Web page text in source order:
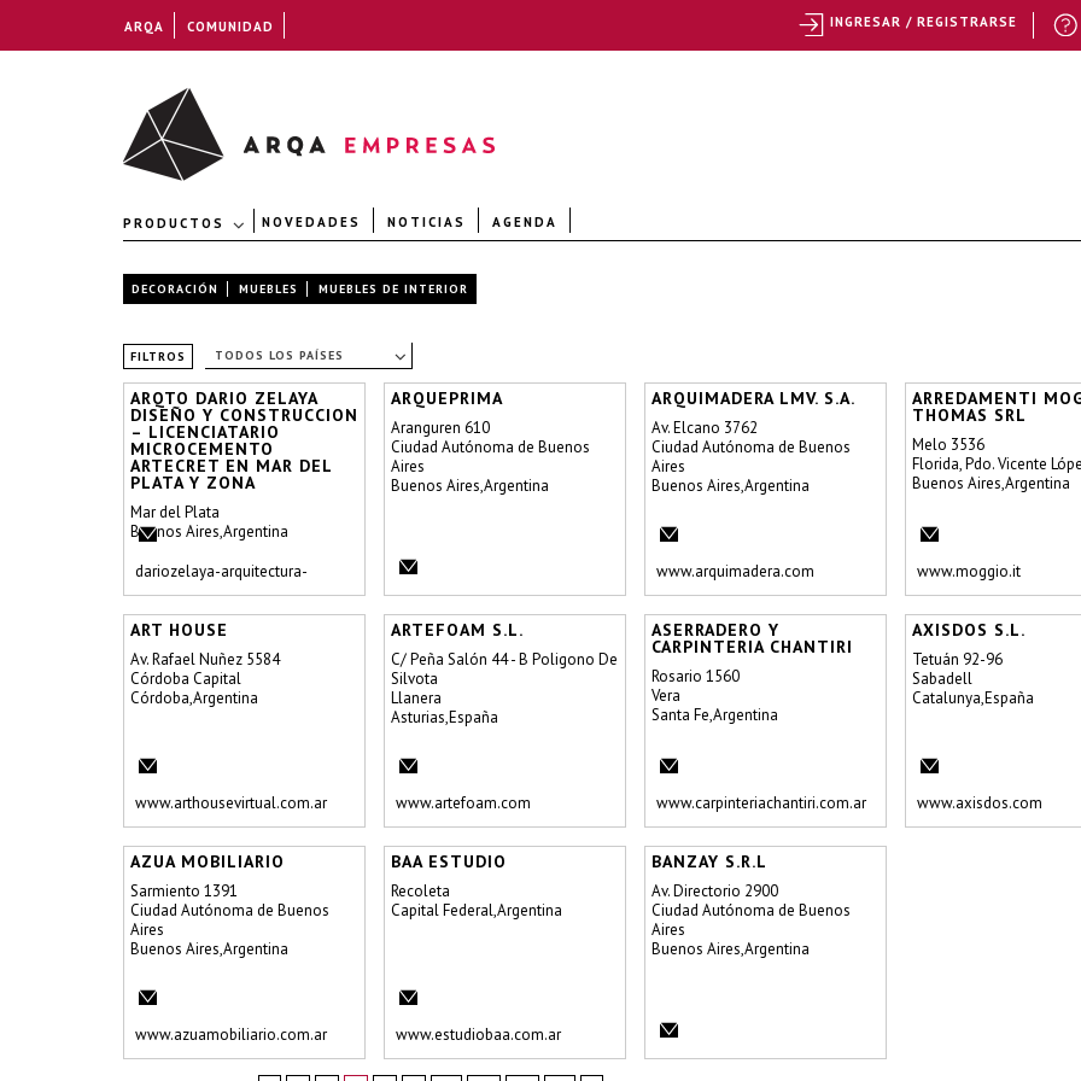
PRODUCTOS NOVEDADES NOTICIAS AGENDA
DECORACIÓN MUEBLES MUEBLES DE INTERIOR
FILTROS TODOS LOS PAÍSES
ARQTO DARIO ZELAYA
DISEÑO Y CONSTRUCCION
– LICENCIATARIO
MICROCEMENTO
ARTECRET EN MAR DEL
PLATA Y ZONA
Mar del Plata
Buenos Aires,Argentina
dariozelaya-arquitectura-
construccion.blogspot.com
ARQUEPRIMA
Aranguren 610
Ciudad Autónoma de Buenos
Aires
Buenos Aires,Argentina
ARQUIMADERA LMV. S.A.
Av. Elcano 3762
Ciudad Autónoma de Buenos
Aires
Buenos Aires,Argentina
www.arquimadera.com
ARREDAMENTI
THOMAS SRL
Melo 3536
Florida, Pdo. Vicente
Buenos Aires,Argentina
www.moggio.it
ART HOUSE
Av. Rafael Nuñez 5584
Córdoba Capital
Córdoba,Argentina
www.arthousevirtual.com.ar
ARTEFOAM S.L.
C/ Peña Salón 44 - B Poligono De
Silvota
Llanera
Asturias,España
www.artefoam.com
ASERRADERO Y
CARPINTERIA CHANTIRI
Rosario 1560
Vera
Santa Fe,Argentina
www.carpinteriachantiri.com.ar
AXISDOS S.L.
Tetuán 92-96
Sabadell
Catalunya,España
www.axisdos.com
AZUA MOBILIARIO
Sarmiento 1391
Ciudad Autónoma de Buenos
Aires
Buenos Aires,Argentina
www.azuamobiliario.com.ar
BAA ESTUDIO
Recoleta
Capital Federal,Argentina
www.estudiobaa.com.ar
BANZAY S.R.L
Av. Directorio 2900
Ciudad Autónoma de Buenos
Aires
Buenos Aires,Argentina
ARQA COMUNIDAD INGRESAR / REGISTRARSE